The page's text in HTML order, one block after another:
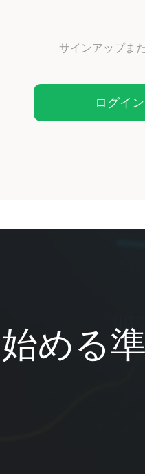
サインアップま
ログイン
める